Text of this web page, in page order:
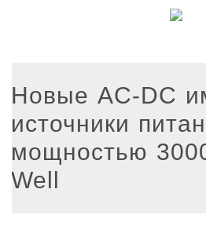
Новые AC-DC
источники
мощностью
Well